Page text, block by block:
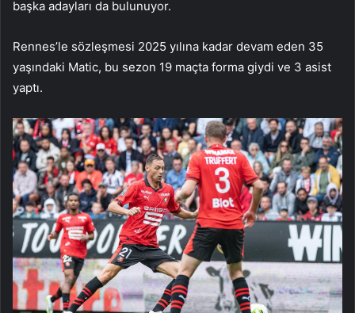
başka adayları da bulunuyor.
Rennes’le sözleşmesi 2025 yılına kadar devam eden 35
yaşındaki Matic, bu sezon 19 maçta forma giydi ve 3 asist
yaptı.